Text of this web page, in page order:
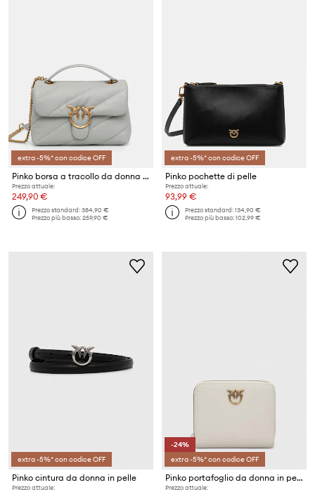
extra -5%* con codice OFF
Pinko borsa a tracollo da donna in pelle
Prezzo attuale:
249,90 €
Prezzo standard:384,90 €
Prezzo più basso:259,90 €
extra -5%* con codice OFF
Pinko pochette di pelle
Prezzo attuale:
93,99 €
Prezzo standard:134,90 €
Prezzo più basso:102,99 €
extra -5%* con codice OFF
Pinko cintura da donna in pelle
Prezzo attuale:
-24%
extra -5%* con codice OFF
Pinko portafoglio da donna in pelle
Prezzo attuale: